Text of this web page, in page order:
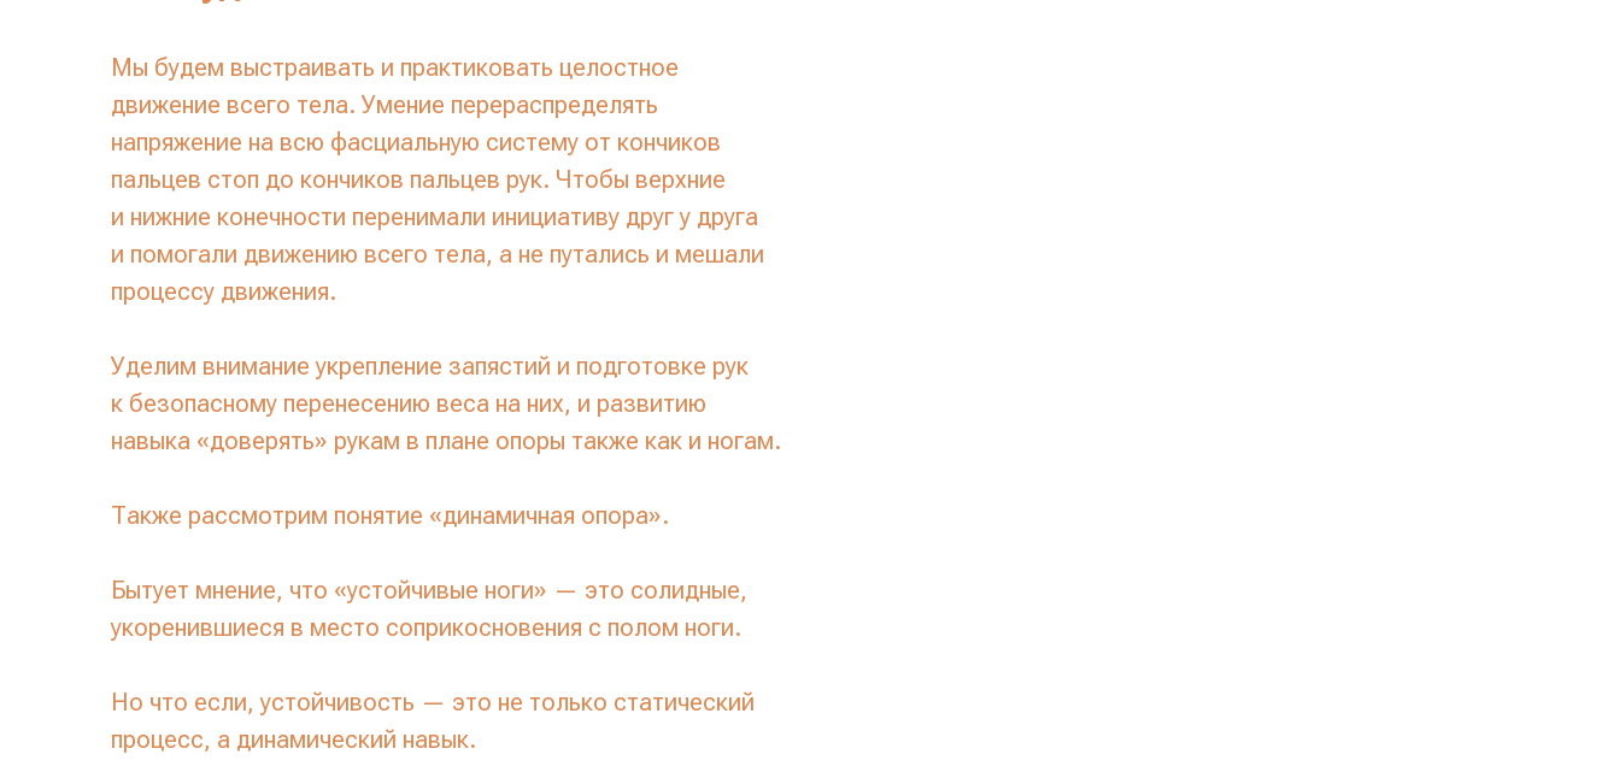
Мы будем выстраивать и практиковать целостное
движение всего тела. Умение перераспределять
напряжение на всю фасциальную систему от кончиков
пальцев стоп до кончиков пальцев рук. Чтобы верхние
и нижние конечности перенимали инициативу друг у друга
и помогали движению всего тела, а не путались и мешали
процессу движения.
Уделим внимание укрепление запястий и подготовке рук
к безопасному перенесению веса на них, и развитию
навыка «доверять» рукам в плане опоры также как и ногам.
Также рассмотрим понятие «динамичная опора».
Бытует мнение, что «устойчивые ноги» — это солидные,
укоренившиеся в место соприкосновения с полом ноги.
Но что если, устойчивость — это не только статический
процесс, а динамический навык.